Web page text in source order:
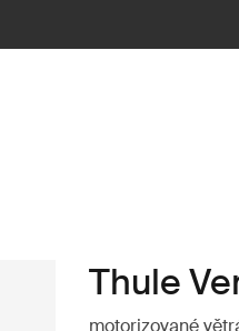
Thule
motorizované